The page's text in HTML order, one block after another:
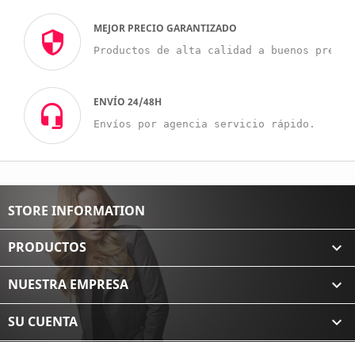
MEJOR PRECIO GARANTIZADO
Productos de alta calidad a buenos
ENVÍO 24/48H
Envíos por agencia servicio rápido.
STORE INFORMATION
PRODUCTOS 
NUESTRA EMPRESA 
SU CUENTA 